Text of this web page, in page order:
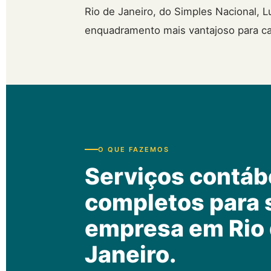
Rio de Janeiro, do Simples Nacional,
enquadramento mais vantajoso para
O QUE FAZEMOS
Serviços
completos para
empresa em Rio
Janeiro.